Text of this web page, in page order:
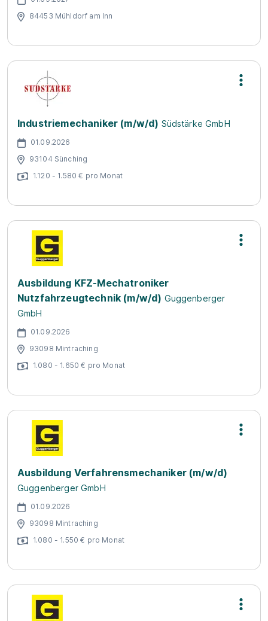
84453 Mühldorf am Inn
Industriemechaniker (m/w/d) Südstärke GmbH
01.09.2026
93104 Sünching
1.120 - 1.580 € pro Monat
Ausbildung KFZ-Mechatroniker
Nutzfahrzeugtechnik (m/w/d) Guggenberger
GmbH
01.09.2026
93098 Mintraching
1.080 - 1.650 € pro Monat
Ausbildung Verfahrensmechaniker (m/w/d)
Guggenberger GmbH
01.09.2026
93098 Mintraching
1.080 - 1.550 € pro Monat